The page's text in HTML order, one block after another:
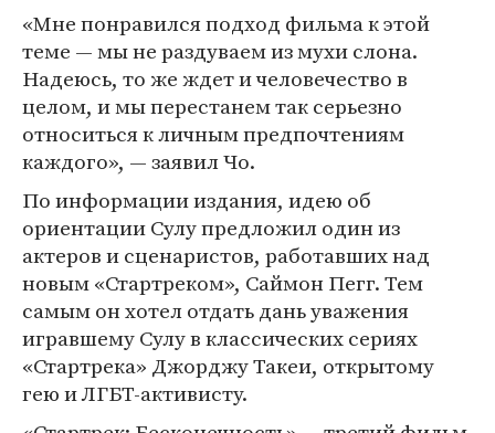
«Мне понравился подход фильма к этой
теме — мы не раздуваем из мухи слона.
Надеюсь, то же ждет и человечество в
целом, и мы перестанем так серьезно
относиться к личным предпочтениям
каждого», — заявил Чо.
По информации издания, идею об
ориентации Сулу предложил один из
актеров и сценаристов, работавших над
новым «Стартреком», Саймон Пегг. Тем
самым он хотел отдать дань уважения
игравшему Сулу в классических сериях
«Стартрека» Джорджу Такеи, открытому
гею и ЛГБТ-активисту.